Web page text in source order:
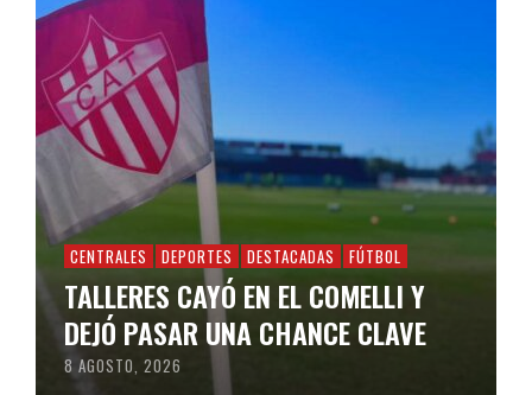
CENTRALES DEPORTES DESTACADAS FÚTBOL
TALLERES CAYÓ EN EL COMELLI Y
DEJÓ PASAR UNA CHANCE CLAVE
8 AGOSTO, 2026